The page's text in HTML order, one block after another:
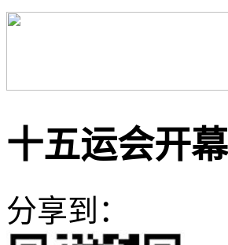
十五运会开
分享到：